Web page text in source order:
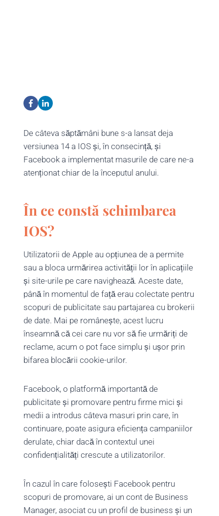
De câteva săptămâni bune s-a lansat deja
versiunea 14 a IOS și, în consecință, și
Facebook a implementat masurile de care ne-a
atenționat chiar de la începutul anului.
În ce constă schimbarea
IOS?
Utilizatorii de Apple au opțiunea de a permite
sau a bloca urmărirea activității lor în aplicațiile
și site-urile pe care navighează. Aceste date,
până în momentul de față erau colectate pentru
scopuri de publicitate sau partajarea cu brokerii
de date. Mai pe românește, acest lucru
înseamnă că cei care nu vor să fie urmăriți de
reclame, acum o pot face simplu și ușor prin
bifarea blocării cookie-urilor.
Facebook, o platformă importantă de
publicitate și promovare pentru firme mici și
medii a introdus câteva masuri prin care, în
continuare, poate asigura eficiența campaniilor
derulate, chiar dacă în contextul unei
confidențialități crescute a utilizatorilor.
În cazul în care folosești Facebook pentru
scopuri de promovare, ai un cont de Business
Manager, asociat cu un profil de business și un